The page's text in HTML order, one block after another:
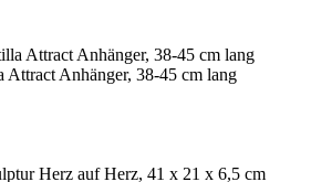
Attract Anhänger, 38-45 cm lang